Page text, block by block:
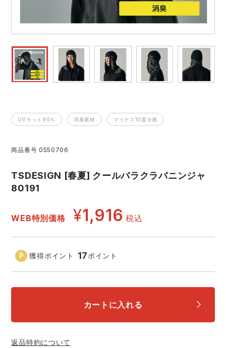
作業用ポロシャツ
安全保護具
ヤッケ
作業用小物・アクセサリー
鞄・バッグ
電熱ウェア・ヒートウェア
刺繍・プリント加工対象商品
コンプレッションウェアランキング
作業用ポロシャツランキング
作業用手袋ランキング
レインウェアランキング
TSDESIGN ランキング
アイトス ランキング
ネーム刺繍・プリント加工対象商品
住商モンブラン ボンマックス
GUSH FORCE
GDジャパン カーシーカシマ
シンメン 日進ゴム
ムービンカット グラディエーター
エアークラフト 自重堂
飲食店ユニフォーム
運送・倉庫作業服
清掃・ビルメンテ作業服
夜間・高視認性安全服
UVカット90％ 消臭素材 マイナス10度冷感
商品番号 0550706
TSDESIGN [春夏] クールバラクラバニンジャ
80191
WEB特別価格 ¥1,916 税込
獲得ポイント 17ポイント
カートに入れる
返品特約について